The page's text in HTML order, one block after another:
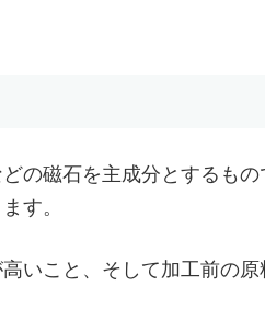
の磁石を主成分とするも
す。
いこと、そして加工前の原